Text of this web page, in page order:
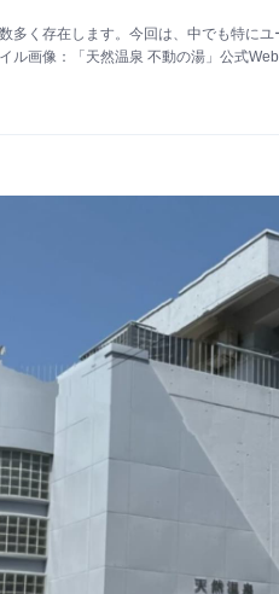
多く存在します。今回は、中でも特に
ル画像：「天然温泉 不動の湯」公式Web